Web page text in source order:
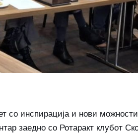
со инспирација и нови можности
заедно со Ротаракт клубот